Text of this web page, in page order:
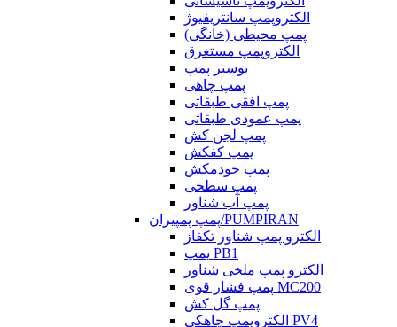
الکتروپمپ سانتریفیوژ
پمپ محیطی (خانگی)
الکتروپمپ مستغرق
بوستر پمپ
پمپ چاهی
پمپ افقی طبقاتی
پمپ عمودی طبقاتی
پمپ لجن کش
پمپ کفکش
پمپ خودمکش
پمپ سطحی
پمپ آب شناور
پمپ پمپیران/PUMPIRAN
الکترو پمپ شناور تکفاز
پمپ PB1
الکترو پمپ ملخی شناور
پمپ فشار قوی MC200
پمپ گل کش
الکتروپمپ چاهکی PV4